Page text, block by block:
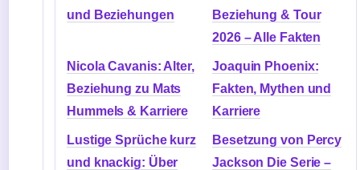
und Beziehungen
Beziehung & Tour
2026 – Alle Fakten
Nicola Cavanis: Alter,
Beziehung zu Mats
Hummels & Karriere
Joaquin Phoenix:
Fakten, Mythen und
Karriere
Lustige Sprüche kurz
und knackig: Über
Besetzung von Percy
Jackson Die Serie –